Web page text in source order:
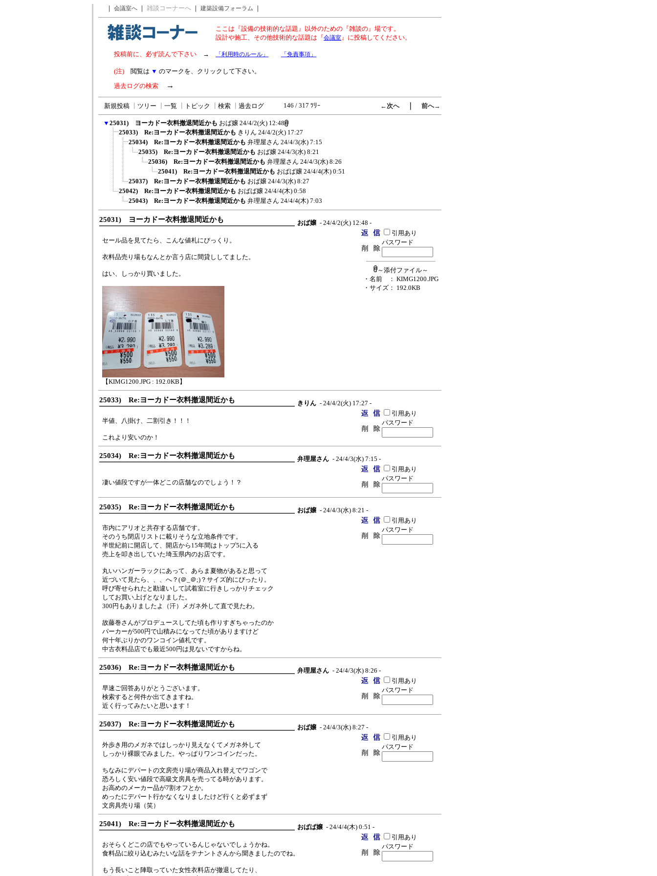
｜ 会議室へ ｜ 雑談コーナーへ ｜ 建築設備フォーラム ｜
ここは『設備の技術的な話題』以外のための『雑談の』場です。
設計や施工、その他技術的な話題は『会議室』に投稿してください。
投稿前に、必ず読んで下さい → 「利用時のルール」 「免責事項」
(注) 閲覧は ▼ のマークを、クリックして下さい。
過去ログの検索 →
新規投稿 ツリー 一覧 トピック 検索 過去ログ 146 / 317 ﾂﾘｰ ←次へ｜ 前へ→
▼ 25031) ヨーカドー衣料撤退間近かも おば嬢 24/4/2(火) 12:48
25033) Re:ヨーカドー衣料撤退間近かも きりん 24/4/2(火) 17:27
25034) Re:ヨーカドー衣料撤退間近かも 弁理屋さん 24/4/3(水) 7:15
25035) Re:ヨーカドー衣料撤退間近かも おば嬢 24/4/3(水) 8:21
25036) Re:ヨーカドー衣料撤退間近かも 弁理屋さん 24/4/3(水) 8:26
25041) Re:ヨーカドー衣料撤退間近かも おばば嬢 24/4/4(木) 0:51
25037) Re:ヨーカドー衣料撤退間近かも おば嬢 24/4/3(水) 8:27
25042) Re:ヨーカドー衣料撤退間近かも おばば嬢 24/4/4(木) 0:58
25043) Re:ヨーカドー衣料撤退間近かも 弁理屋さん 24/4/4(木) 7:03
25031) ヨーカドー衣料撤退間近かも おば嬢 - 24/4/2(火) 12:48 -
セール品を見てたら、こんな値札にびっくり。
衣料品売り場もなんとか言う店に間貸ししてました。
はい、しっかり買いました。
【KIMG1200.JPG : 192.0KB】
引用あり
パスワード
～添付ファイル～
・名前
： KIMG1200.JPG
・サイズ： 192.0KB
25033) Re:ヨーカドー衣料撤退間近かも きりん - 24/4/2(火) 17:27 -
半値、八掛け、二割引き！！！
これより安いのか！
引用あり
パスワード
25034) Re:ヨーカドー衣料撤退間近かも 弁理屋さん - 24/4/3(水) 7:15 -
凄い値段ですが一体どこの店舗なのでしょう！？
引用あり
パスワード
25035) Re:ヨーカドー衣料撤退間近かも おば嬢 - 24/4/3(水) 8:21 -
市内にアリオと共存する店舗です。
そのうち閉店リストに載りそうな立地条件です。
半世紀前に開店して、開店から15年間はトップ5に入る
売上を叩き出していた埼玉県内のお店です。
丸いハンガーラックにあって、あらま夏物があると思って
近づいて見たら、、、へ？(＠_＠;)？サイズ的にぴったり。
呼び寄せられたと勘違いして試着室に行きしっかりチェック
してお買い上げとなりました。
300円もありましたよ（汗）メガネ外して直で見たわ。
故藤巻さんがプロデュースしてた頃も作りすぎちゃったのか
パーカーが500円で山積みになってた頃がありますけど
何十年ぶりかのワンコイン値札です。
中古衣料品店でも最近500円は見ないですからね。
引用あり
パスワード
25036) Re:ヨーカドー衣料撤退間近かも 弁理屋さん - 24/4/3(水) 8:26 -
早速ご回答ありがとうございます。
検索すると何件か出てきますね。
近く行ってみたいと思います！
引用あり
パスワード
25037) Re:ヨーカドー衣料撤退間近かも おば嬢 - 24/4/3(水) 8:27 -
外歩き用のメガネではしっかり見えなくてメガネ外して
しっかり裸眼でみました。やっぱりワンコインだった。
ちなみにデパートの文房売り場が商品入れ替えでワゴンで
恐ろしく安い値段で高級文房具を売ってる時があります。
お高めのメーカー品が7割オフとか。
めったにデパート行かなくなりましたけど行くと必ずまず
文房具売り場（笑）
引用あり
パスワード
25041) Re:ヨーカドー衣料撤退間近かも おばば嬢 - 24/4/4(木) 0:51 -
おそらくどこの店でもやっているんじゃないでしょうかね。
食料品に絞り込むみたいな話をテナントさんから聞きましたのでね。
もう長いこと陣取っていた女性衣料店が撤退してたり、
引用あり
パスワード